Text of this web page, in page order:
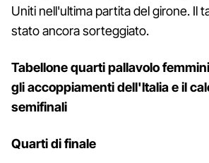
Uniti nell'ultima partita del girone. Il
stato ancora sorteggiato.
Tabellone quarti pallavolo
gli accoppiamenti dell'Italia e il
semifinali
Quarti di finale